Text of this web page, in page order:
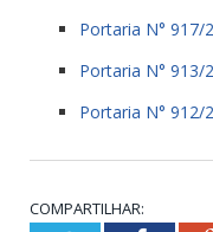
Portaria N° 917/
Portaria N° 913/
Portaria N° 912/
COMPARTILHAR: